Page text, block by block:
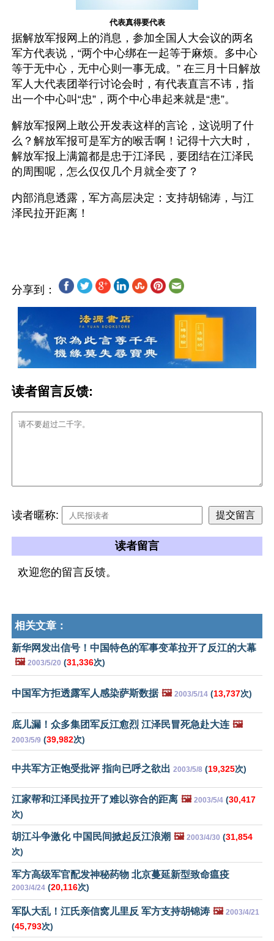
代表真得要代表
据解放军报网上的消息，参加全国人大会议的两名
军方代表说，“两个中心绑在一起等于麻烦。多中心
等于无中心，无中心则一事无成。” 在三月十日解放
军人大代表团举行讨论会时，有代表直言不讳，指
出一个中心叫“忠”，两个中心串起来就是“患”。
解放军报网上敢公开发表这样的言论，这说明了什
么？解放军报可是军方的喉舌啊！记得十六大时，
解放军报上满篇都是忠于江泽民，要团结在江泽民
的周围呢，怎么仅仅几个月就全变了？
内部消息透露，军方高层决定：支持胡锦涛，与江
泽民拉开距离！
分享到：
读者留言反馈:
读者暱称:
读者留言
欢迎您的留言反馈。
相关文章：
新华网发出信号！中国特色的军事变革拉开了反江的大幕
🖼️ 2003/5/20 (31,336次)
中国军方拒透露军人感染萨斯数据 🖼️ 2003/5/14 (13,737次)
底儿漏！众多集团军反江愈烈 江泽民冒死急赴大连 🖼️
2003/5/9 (39,982次)
中共军方正饱受批评 指向已呼之欲出 2003/5/8 (19,325次)
江家帮和江泽民拉开了难以弥合的距离 🖼️ 2003/5/4 (30,417
次)
胡江斗争激化 中国民间掀起反江浪潮 🖼️ 2003/4/30 (31,854
次)
军方高级军官配发神秘药物 北京蔓延新型致命瘟疫
2003/4/24 (20,116次)
军队大乱！江氏亲信窝儿里反 军方支持胡锦涛 🖼️ 2003/4/21
(45,793次)